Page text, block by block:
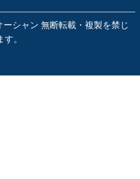
シャン 無断転載・複製を禁じ
す。